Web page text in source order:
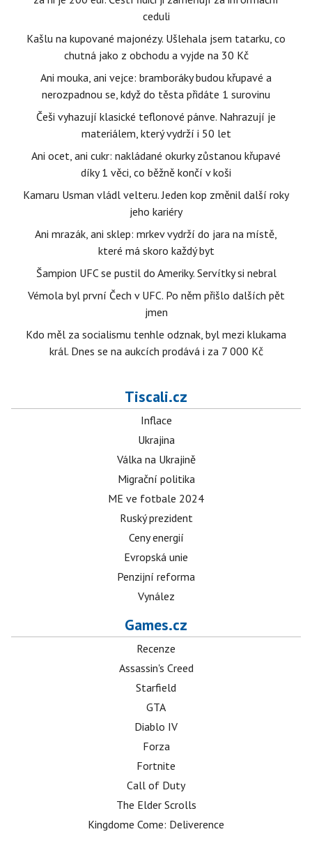
ceduli
Kašlu na kupované majonézy. Ušlehala jsem tatarku, co
chutná jako z obchodu a vyjde na 30 Kč
Ani mouka, ani vejce: bramboráky budou křupavé a
nerozpadnou se, když do těsta přidáte 1 surovinu
Češi vyhazují klasické teflonové pánve. Nahrazují je
materiálem, který vydrží i 50 let
Ani ocet, ani cukr: nakládané okurky zůstanou křupavé
díky 1 věci, co běžně končí v koši
Kamaru Usman vládl velteru. Jeden kop změnil další roky
jeho kariéry
Ani mrazák, ani sklep: mrkev vydrží do jara na místě,
které má skoro každý byt
Šampion UFC se pustil do Ameriky. Servítky si nebral
Vémola byl první Čech v UFC. Po něm přišlo dalších pět
jmen
Kdo měl za socialismu tenhle odznak, byl mezi klukama
král. Dnes se na aukcích prodává i za 7 000 Kč
Tiscali.cz
Inflace
Ukrajina
Válka na Ukrajině
Migrační politika
ME ve fotbale 2024
Ruský prezident
Ceny energií
Evropská unie
Penzijní reforma
Vynález
Games.cz
Recenze
Assassin's Creed
Starfield
GTA
Diablo IV
Forza
Fortnite
Call of Duty
The Elder Scrolls
Kingdome Come: Deliverence